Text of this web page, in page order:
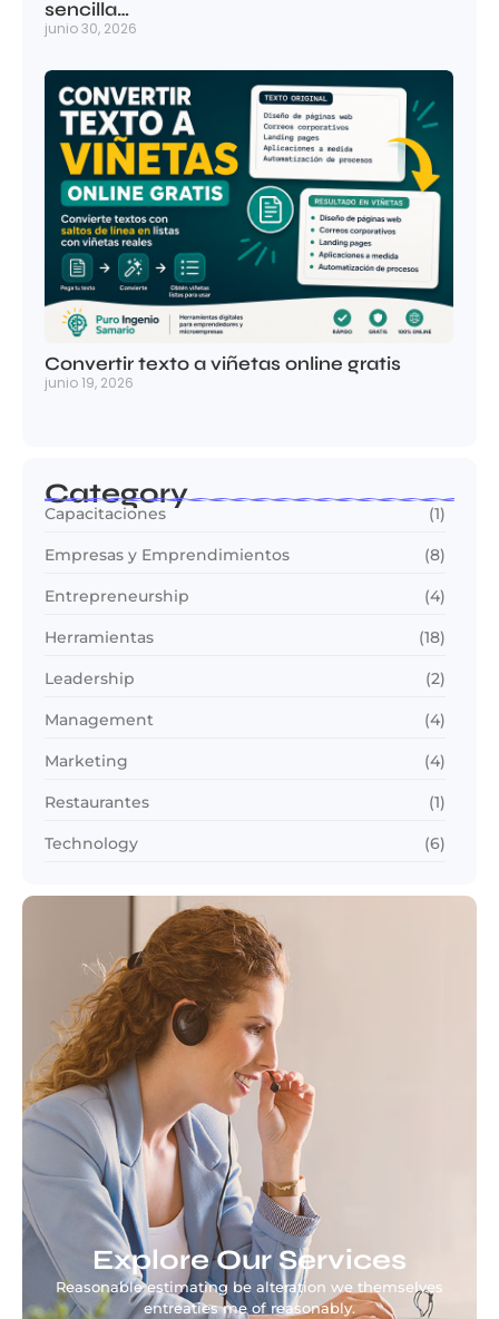
sencilla…
junio 30, 2026
Convertir texto a viñetas online gratis
junio 19, 2026
Category
Capacitaciones (1)
Empresas y Emprendimientos (8)
Entrepreneurship (4)
Herramientas (18)
Leadership (2)
Management (4)
Marketing (4)
Restaurantes (1)
Technology (6)
Explore Our Services
Reasonable estimating be alteration we themselves
entreaties me of reasonably.